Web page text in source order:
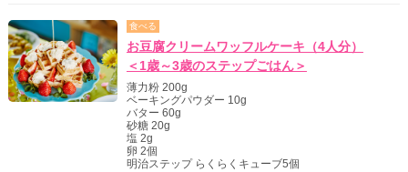
食べる
お豆腐クリームワッフルケーキ（4人分）
＜1歳～3歳のステップごはん＞
薄力粉 200g
ベーキングパウダー 10g
バター 60g
砂糖 20g
塩 2g
卵 2個
明治ステップ らくらくキューブ5個